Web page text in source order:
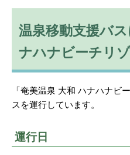
温泉移動支援バ
ナハナビーチリゾ
「奄美温泉 大和 ハナハナビ
スを運行しています。
運行日